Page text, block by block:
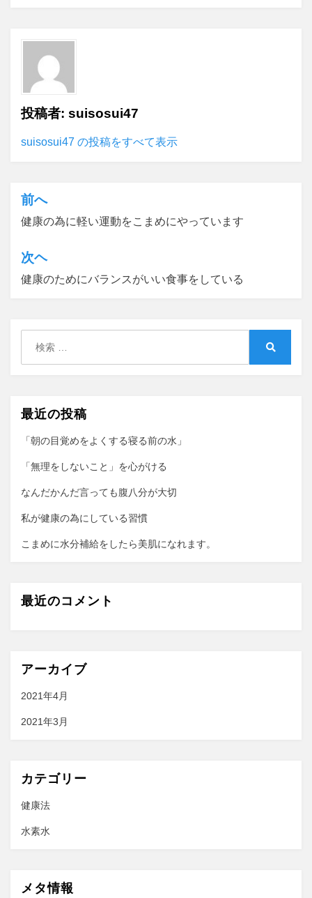
投稿者: suisosui47
suisosui47 の投稿をすべて表示
投
稿
ナ
ビ
シ
ョ
前へ
健康の為に軽い運動をこまめにやっています
次ヘ
健康のためにバランスがいい食事をしている
最近の投稿
「朝の目覚めをよくする寝る前の水」
「無理をしないこと」を心がける
なんだかんだ言っても腹八分が大切
私が健康の為にしている習慣
こまめに水分補給をしたら美肌になれます。
最近のコメント
アーカイブ
2021年4月
2021年3月
カテゴリー
健康法
水素水
メタ情報